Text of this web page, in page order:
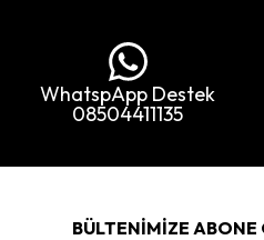
WhatspApp Destek
08504411135
BÜLTENİMİZE ABONE